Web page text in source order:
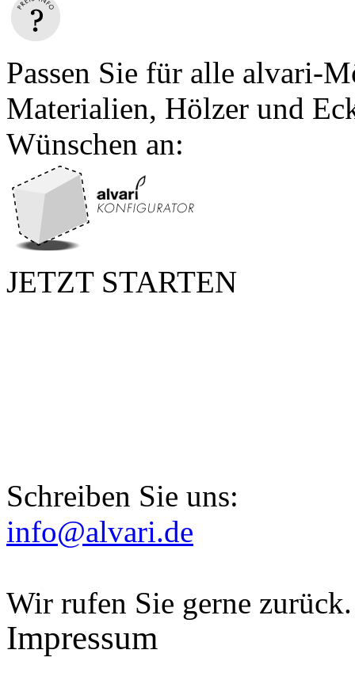
Passen Sie für alle alvari-
Materialien, Hölzer und
Wünschen an:
JETZT STARTEN
Schreiben Sie uns:
info@alvari.de
Wir rufen Sie gerne zurück.
Impressum